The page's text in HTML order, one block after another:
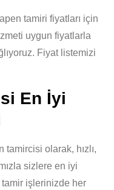
tamiri fiyatları için
uygun fiyatlarla
Fiyat listemizi
En İyi
olarak, hızlı,
sizlere en iyi
işlerinizde her